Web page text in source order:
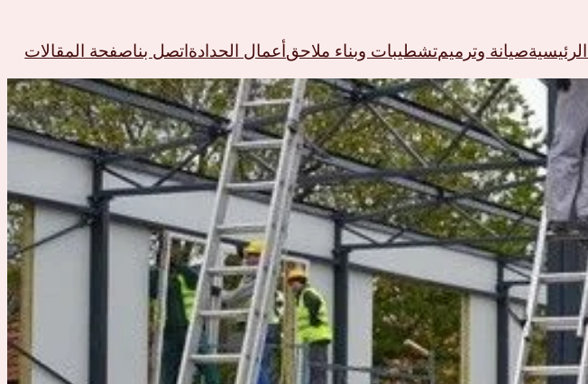
صيانة وترميمتشطيبات وبناء ملاحقأعمال الحدادةاتصل بناصفحة المقالات